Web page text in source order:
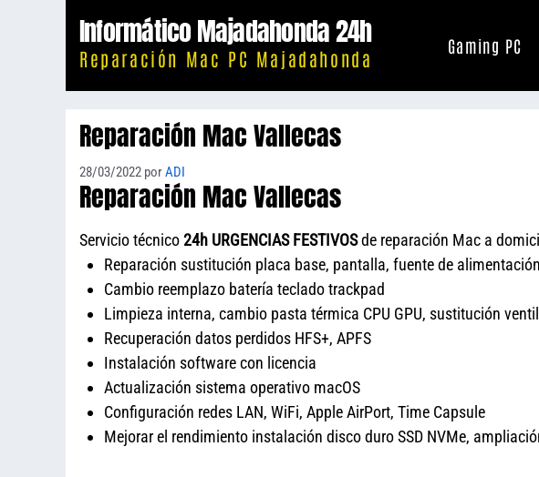
Informático Majadahonda 24h
Reparación Mac PC Majadahonda
Gaming PC
Reparación Mac Vallecas
28/03/2022 porADI
Reparación Mac Vallecas
Servicio técnico24h URGENCIAS FESTIVOSde reparación Mac a
Reparación sustitución placa base, pantalla, fuente de alimentación
Cambio reemplazo batería teclado trackpad
Limpieza interna, cambio pasta térmica CPU GPU, sustitución
Recuperación datos perdidos HFS+, APFS
Instalación software con licencia
Actualización sistema operativo macOS
Configuración redes LAN, WiFi, Apple AirPort, Time Capsule
Mejorar el rendimiento instalación disco duro SSD NVMe,